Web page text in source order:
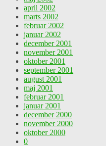
april 2002
marts 2002
februar 2002
januar 2002
december 2001
november 2001
oktober 2001
september 2001
august 2001
maj 2001
februar 2001
januar 2001
december 2000
november 2000
oktober 2000
0